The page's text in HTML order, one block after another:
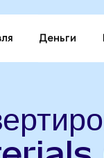
Деньги